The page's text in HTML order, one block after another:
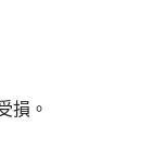
損。